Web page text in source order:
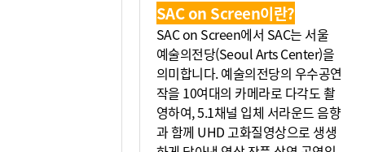
SAC on Screen이란?
SAC on Screen에서 SAC는 서울
예술의전당(Seoul Arts Center)을
의미합니다. 예술의전당의 우수공연
작을 10여대의 카메라로 다각도 촬
영하여, 5.1채널 입체 서라운드 음향
과 함께 UHD 고화질영상으로 생생